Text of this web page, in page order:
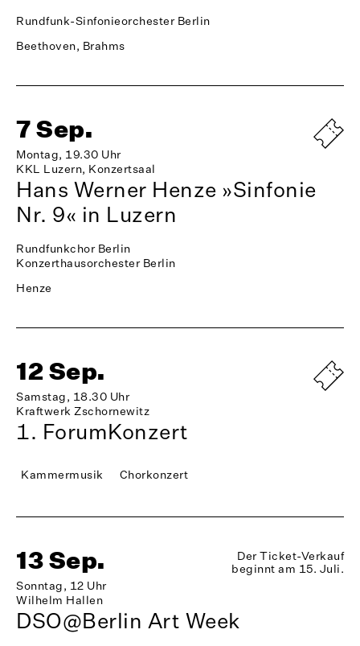
Rundfunk-Sinfonieorchester Berlin
Beethoven, Brahms
7 Sep.
Montag, 19.30 Uhr
KKL Luzern, Konzertsaal
Hans Werner Henze »Sinfonie
Nr. 9« in Luzern
Rundfunkchor Berlin
Konzerthausorchester Berlin
Henze
12 Sep.
Samstag, 18.30 Uhr
Kraftwerk Zschornewitz
1. ForumKonzert
Kammermusik Chorkonzert
13 Sep.
Sonntag, 12 Uhr
Wilhelm Hallen
Der Ticket-Verkauf
beginnt am 15. Juli.
DSO@Berlin Art Week